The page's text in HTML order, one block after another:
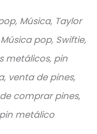
Música, Taylor
pop, Swiftie,
metálicos, pin
venta de pines,
comprar pines,
metálico